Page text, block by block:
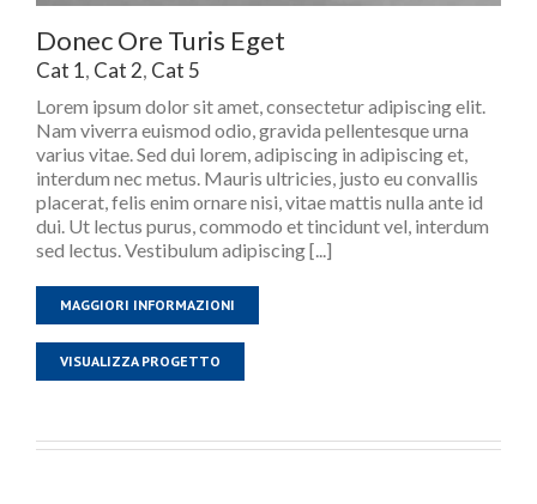
Donec Ore Turis Eget
Cat 1, Cat 2, Cat 5
Lorem ipsum dolor sit amet, consectetur adipiscing elit.
Nam viverra euismod odio, gravida pellentesque urna
varius vitae. Sed dui lorem, adipiscing in adipiscing et,
interdum nec metus. Mauris ultricies, justo eu convallis
placerat, felis enim ornare nisi, vitae mattis nulla ante id
dui. Ut lectus purus, commodo et tincidunt vel, interdum
sed lectus. Vestibulum adipiscing [...]
MAGGIORI INFORMAZIONI
VISUALIZZA PROGETTO